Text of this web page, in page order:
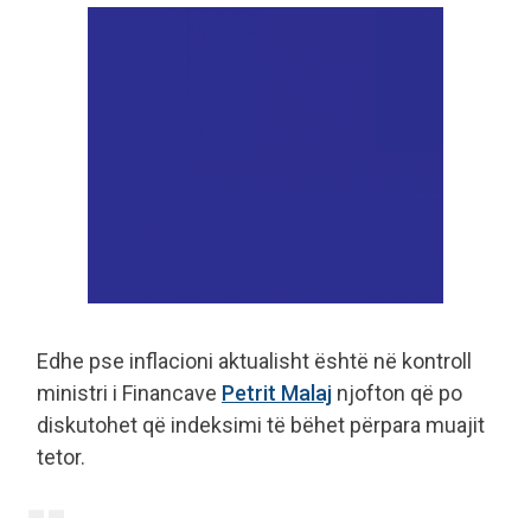
Edhe pse inflacioni aktualisht është në kontroll
ministri i Financave Petrit Malaj njofton që po
diskutohet që indeksimi të bëhet përpara muajit
tetor.